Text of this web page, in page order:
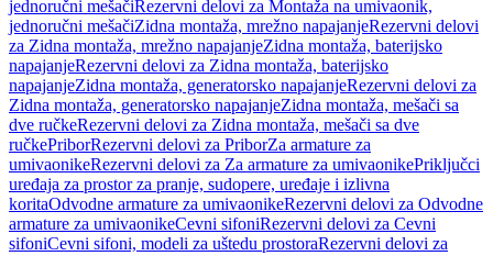
jednoručni mešačiRezervni delovi za Montaža na umivaonik,
jednoručni mešačiZidna montaža, mrežno napajanjeRezervni delovi
za Zidna montaža, mrežno napajanjeZidna montaža, baterijsko
napajanjeRezervni delovi za Zidna montaža, baterijsko
napajanjeZidna montaža, generatorsko napajanjeRezervni delovi za
Zidna montaža, generatorsko napajanjeZidna montaža, mešači sa
dve ručkeRezervni delovi za Zidna montaža, mešači sa dve
ručkePriborRezervni delovi za PriborZa armature za
umivaonikeRezervni delovi za Za armature za umivaonikePriključci
uređaja za prostor za pranje, sudopere, uređaje i izlivna
koritaOdvodne armature za umivaonikeRezervni delovi za Odvodne
armature za umivaonikeCevni sifoniRezervni delovi za Cevni
sifoniCevni sifoni, modeli za uštedu prostoraRezervni delovi za